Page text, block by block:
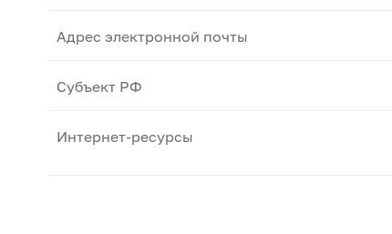
Адрес электронной почты
Субъект РФ
Интернет-ресурсы